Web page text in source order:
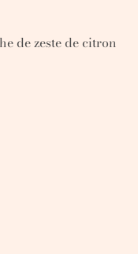
de zeste de citron